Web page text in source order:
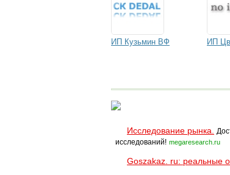
ИП Кузьмин ВФ ИП
Исследование рынка.
исследований! megaresearch.ru
Goszakaz. ru: реальные